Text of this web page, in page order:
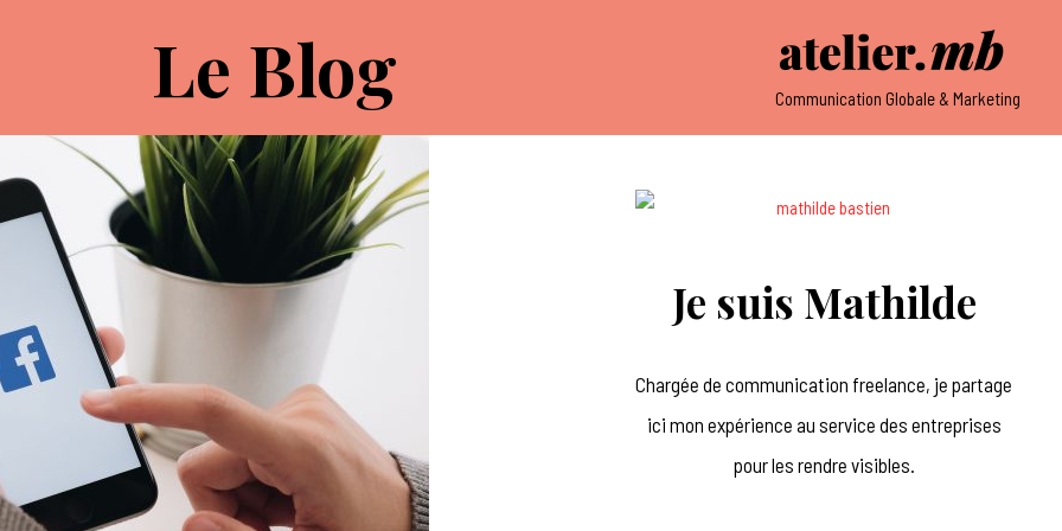
Communication Globale & Marketing
Le Blog
Je suis Mathilde
Chargée de communication freelance, je partage
ici mon expérience au service des entreprises
pour les rendre visibles.